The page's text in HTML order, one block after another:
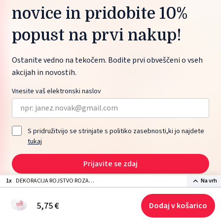
1x DEKORACIJA ROJSTVO ROZA
SPEČA DEKLICA (1 kom)
Na vrh
5,75€ Dodaj v košarico
novice in pridobite 10%
popust na prvi nakup!
Ostanite vedno na tekočem. Bodite prvi obveščeni o vseh
akcijah in novostih.
Vnesite vaš elektronski naslov
S pridružitvijo se strinjate s politiko zasebnosti,ki jo najdete
tukaj
Prijavite se zdaj
2026 © ŽITO maloprodaja d.o.o., Moskovska ulica 1, 1000 Ljubljana, Slovenia.